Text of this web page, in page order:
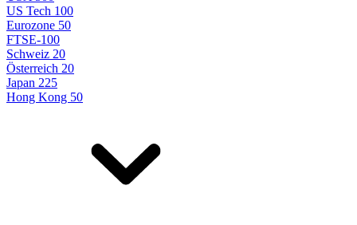
US Tech 100
Eurozone 50
FTSE-100
Schweiz 20
Österreich 20
Japan 225
Hong Kong 50